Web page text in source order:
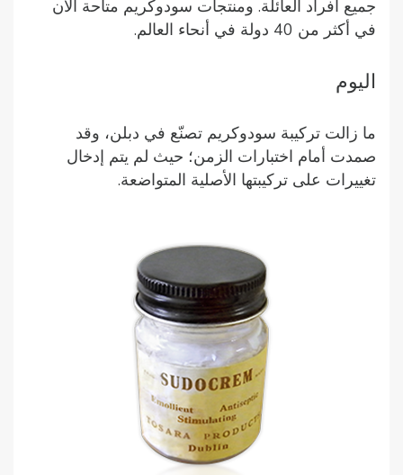
جميع أفراد العائلة. ومنتجات سودوكريم متاحة الآن
في أكثر من 40 دولة في أنحاء العالم.
اليوم
ما زالت تركيبة سودوكريم تصنّع في دبلن، وقد
صمدت أمام اختبارات الزمن؛ حيث لم يتم إدخال
تغييرات على تركيبتها الأصلية المتواضعة.